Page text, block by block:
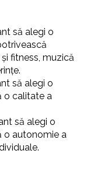
să alegi o
fitness, muzică
să alegi o
o calitate a
să alegi o
o autonomie a